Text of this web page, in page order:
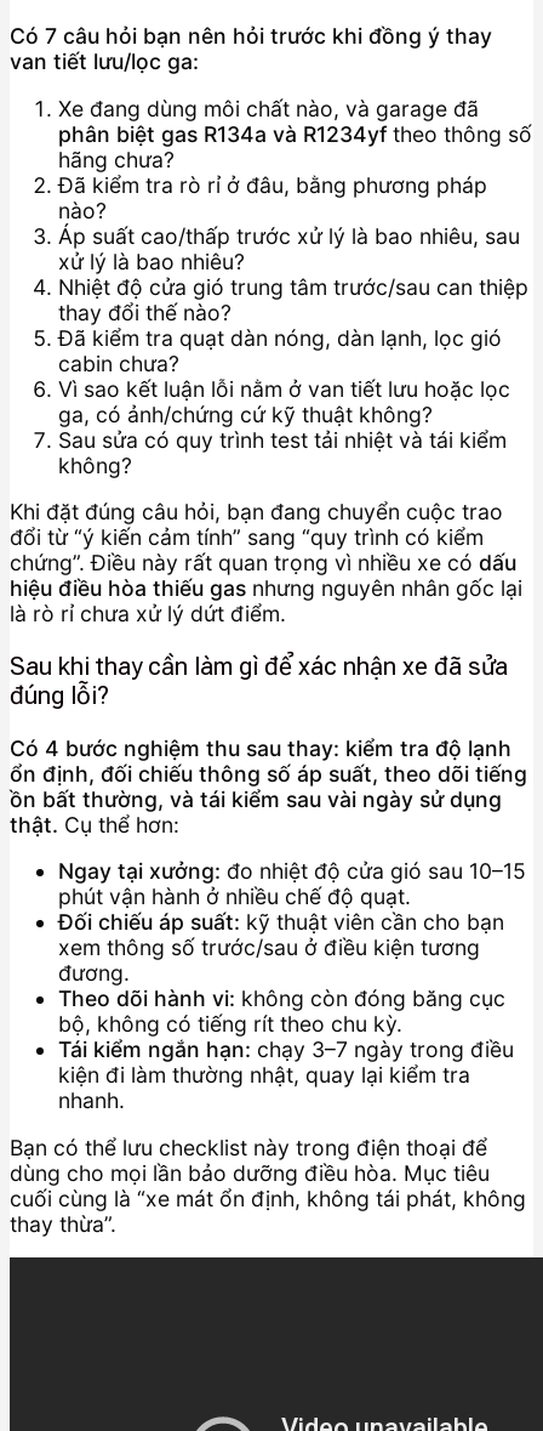
Có 7 câu hỏi bạn nên hỏi trước khi đồng ý thay
van tiết lưu/lọc ga:
Xe đang dùng môi chất nào, và garage đã
phân biệt gas R134a và R1234yftheo thông số
hãng chưa?
Đã kiểm tra rò rỉ ở đâu, bằng phương pháp
nào?
Áp suất cao/thấp trước xử lý là bao nhiêu, sau
xử lý là bao nhiêu?
Nhiệt độ cửa gió trung tâm trước/sau can thiệp
thay đổi thế nào?
Đã kiểm tra quạt dàn nóng, dàn lạnh, lọc gió
cabin chưa?
Vì sao kết luận lỗi nằm ở van tiết lưu hoặc lọc
ga, có ảnh/chứng cứ kỹ thuật không?
Sau sửa có quy trình test tải nhiệt và tái kiểm
không?
Khi đặt đúng câu hỏi, bạn đang chuyển cuộc trao
đổi từ “ý kiến cảm tính” sang “quy trình có kiểm
chứng”. Điều này rất quan trọng vì nhiều xe có dấu
hiệu điều hòa thiếu gas nhưng nguyên nhân gốc lại
là rò rỉ chưa xử lý dứt điểm.
Sau khi thay cần làm gì để xác nhận xe đã sửa
đúng lỗi?
Có 4 bước nghiệm thu sau thay: kiểm tra độ lạnh
ổn định, đối chiếu thông số áp suất, theo dõi tiếng
ồn bất thường, và tái kiểm sau vài ngày sử dụng
thật. Cụ thể hơn:
Ngay tại xưởng: đo nhiệt độ cửa gió sau 10–15
phút vận hành ở nhiều chế độ quạt.
Đối chiếu áp suất: kỹ thuật viên cần cho bạn
xem thông số trước/sau ở điều kiện tương
đương.
Theo dõi hành vi: không còn đóng băng cục
bộ, không có tiếng rít theo chu kỳ.
Tái kiểm ngắn hạn: chạy 3–7 ngày trong điều
kiện đi làm thường nhật, quay lại kiểm tra
nhanh.
Bạn có thể lưu checklist này trong điện thoại để
dùng cho mọi lần bảo dưỡng điều hòa. Mục tiêu
cuối cùng là “xe mát ổn định, không tái phát, không
thay thừa”.